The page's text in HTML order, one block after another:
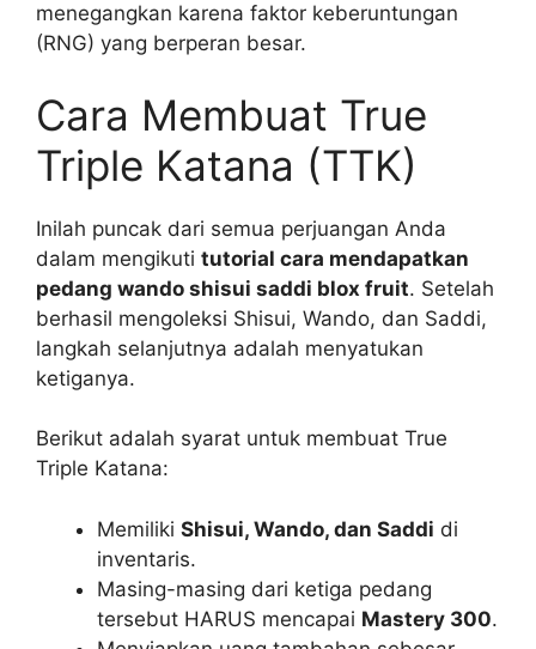
menegangkan karena faktor keberuntungan
(RNG) yang berperan besar.
Cara Membuat True
Triple Katana (TTK)
Inilah puncak dari semua perjuangan Anda
dalam mengikuti tutorial cara mendapatkan
pedang wando shisui saddi blox fruit. Setelah
berhasil mengoleksi Shisui, Wando, dan Saddi,
langkah selanjutnya adalah menyatukan
ketiganya.
Berikut adalah syarat untuk membuat True
Triple Katana:
Memiliki Shisui, Wando, dan Saddi di
inventaris.
Masing-masing dari ketiga pedang
tersebut HARUS mencapai Mastery 300.